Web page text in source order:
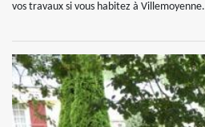
vos travaux si vous habitez à Villemoyenne.